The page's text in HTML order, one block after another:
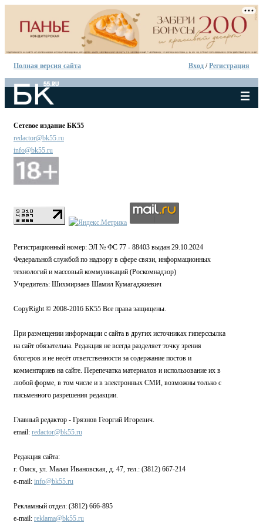
Полная версия сайта Вход /Регистрация
Сетевое издание БК55
redactor@bk55.ru
info@bk55.ru
Регистрационный номер: ЭЛ № ФС 77 - 88403 выдан 29.10.2024
Федеральной службой по надзору в сфере связи, информационных
технологий и массовый коммуникаций (Роскомнадзор)
Учредитель: Шихмирзаев Шамил Кумагаджиевич
CopyRight © 2008-2016 БК55 Все права защищены.
При размещении информации с сайта в других источниках гиперссылка
на сайт обязательна. Редакция не всегда разделяет точку зрения
блогеров и не несёт ответственности за содержание постов и
комментариев на сайте. Перепечатка материалов и использование их в
любой форме, в том числе и в электронных СМИ, возможны только с
письменного разрешения редакции.
Главный редактор - Грязнов Георгий Игоревич.
email: redactor@bk55.ru
Редакция сайта:
г. Омск, ул. Малая Ивановская, д. 47, тел.: (3812) 667-214
e-mail: info@bk55.ru
Рекламный отдел: (3812) 666-895
e-mail: reklama@bk55.ru